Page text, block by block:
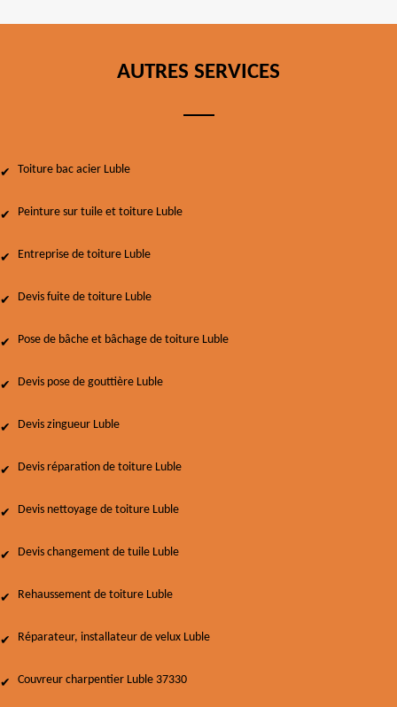
AUTRES SERVICES
Toiture bac acier Luble
Peinture sur tuile et toiture Luble
Entreprise de toiture Luble
Devis fuite de toiture Luble
Pose de bâche et bâchage de toiture Luble
Devis pose de gouttière Luble
Devis zingueur Luble
Devis réparation de toiture Luble
Devis nettoyage de toiture Luble
Devis changement de tuile Luble
Rehaussement de toiture Luble
Réparateur, installateur de velux Luble
Couvreur charpentier Luble 37330